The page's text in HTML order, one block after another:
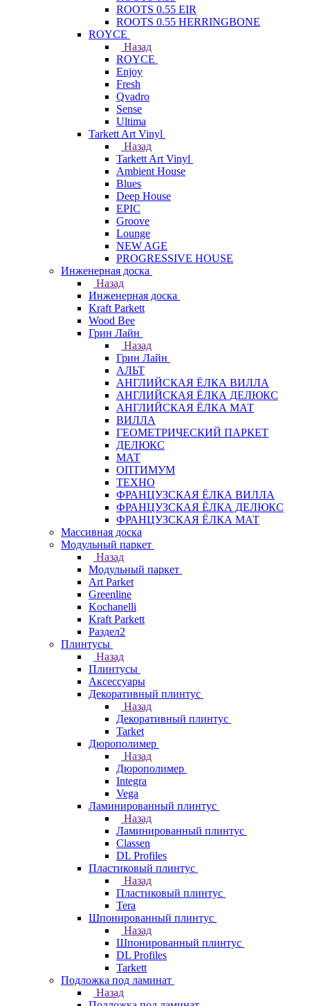
ROOTS 0.55 EIR
ROOTS 0.55 HERRINGBONE
ROYCE
Назад
ROYCE
Enjoy
Fresh
Qvadro
Sense
Ultima
Tarkett Art Vinyl
Назад
Tarkett Art Vinyl
Ambient House
Blues
Deep House
EPIC
Groove
Lounge
NEW AGE
PROGRESSIVE HOUSE
Инженерная доска
Назад
Инженерная доска
Kraft Parkett
Wood Bee
Грин Лайн
Назад
Грин Лайн
АЛЬТ
АНГЛИЙСКАЯ ЁЛКА ВИЛЛА
АНГЛИЙСКАЯ ЁЛКА ДЕЛЮКС
АНГЛИЙСКАЯ ЁЛКА МАТ
ВИЛЛА
ГЕОМЕТРИЧЕСКИЙ ПАРКЕТ
ДЕЛЮКС
МАТ
ОПТИМУМ
ТЕХНО
ФРАНЦУЗСКАЯ ЁЛКА ВИЛЛА
ФРАНЦУЗСКАЯ ЁЛКА ДЕЛЮКС
ФРАНЦУЗСКАЯ ЁЛКА МАТ
Массивная доска
Модульный паркет
Назад
Модульный паркет
Art Parket
Greenline
Kochanelli
Kraft Parkett
Раздел2
Плинтусы
Назад
Плинтусы
Аксессуары
Декоративный плинтус
Назад
Декоративный плинтус
Tarket
Дюрополимер
Назад
Дюрополимер
Integra
Vega
Ламинированный плинтус
Назад
Ламинированный плинтус
Classen
DL Profiles
Пластиковый плинтус
Назад
Пластиковый плинтус
Tera
Шпонированный плинтус
Назад
Шпонированный плинтус
DL Profiles
Tarkett
Подложка под ламинат
Назад